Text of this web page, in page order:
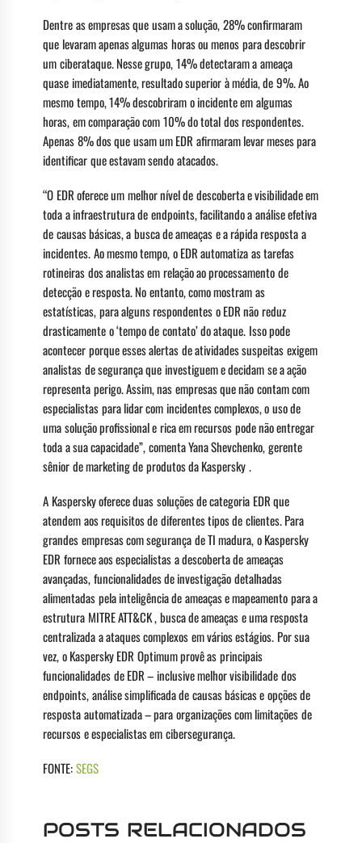
Dentre as empresas que usam a solução, 28% confirmaram
que levaram apenas algumas horas ou menos para descobrir
um ciberataque. Nesse grupo, 14% detectaram a ameaça
quase imediatamente, resultado superior à média, de 9%. Ao
mesmo tempo, 14% descobriram o incidente em algumas
horas, em comparação com 10% do total dos respondentes.
Apenas 8% dos que usam um EDR afirmaram levar meses para
identificar que estavam sendo atacados.
“O EDR oferece um melhor nível de descoberta e visibilidade em
toda a infraestrutura de endpoints, facilitando a análise efetiva
de causas básicas, a busca de ameaças e a rápida resposta a
incidentes. Ao mesmo tempo, o EDR automatiza as tarefas
rotineiras dos analistas em relação ao processamento de
detecção e resposta. No entanto, como mostram as
estatísticas, para alguns respondentes o EDR não reduz
drasticamente o ‘tempo de contato’ do ataque. Isso pode
acontecer porque esses alertas de atividades suspeitas exigem
analistas de segurança que investiguem e decidam se a ação
representa perigo. Assim, nas empresas que não contam com
especialistas para lidar com incidentes complexos, o uso de
uma solução profissional e rica em recursos pode não entregar
toda a sua capacidade”, comenta Yana Shevchenko, gerente
sênior de marketing de produtos da Kaspersky .
A Kaspersky oferece duas soluções de categoria EDR que
atendem aos requisitos de diferentes tipos de clientes. Para
grandes empresas com segurança de TI madura, o Kaspersky
EDR fornece aos especialistas a descoberta de ameaças
avançadas, funcionalidades de investigação detalhadas
alimentadas pela inteligência de ameaças e mapeamento para a
estrutura MITRE ATT&CK , busca de ameaças e uma resposta
centralizada a ataques complexos em vários estágios. Por sua
vez, o Kaspersky EDR Optimum provê as principais
funcionalidades de EDR – inclusive melhor visibilidade dos
endpoints, análise simplificada de causas básicas e opções de
resposta automatizada – para organizações com limitações de
recursos e especialistas em cibersegurança.
FONTE:SEGS
POSTS RELACIONADOS